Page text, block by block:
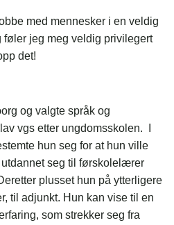
med mennesker i en veldig
jeg meg veldig privilegert
det!
og valgte språk og
vgs etter ungdomsskolen. I
hun seg for at hun ville
seg til førskolelærer
plusset hun på ytterligere
til adjunkt. Hun kan vise til en
som strekker seg fra